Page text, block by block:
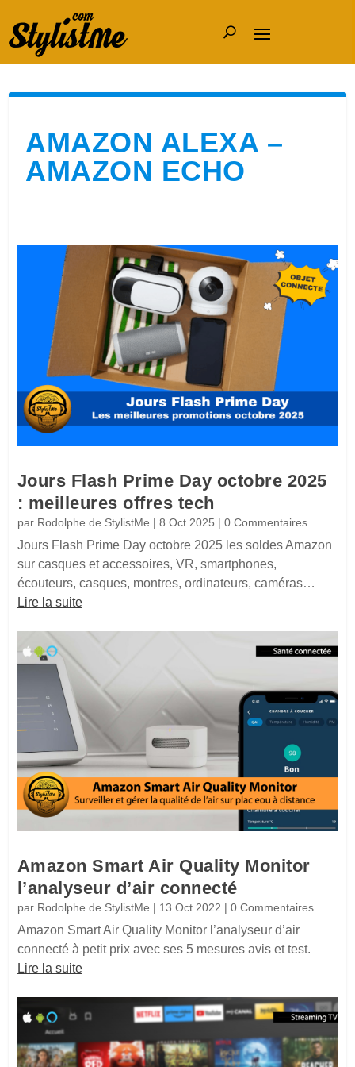
AMAZON ALEXA –
AMAZON ECHO
Jours Flash Prime Day octobre 2025
: meilleures offres tech
par Rodolphe de StylistMe | 8 Oct 2025 | 0 Commentaires
Jours Flash Prime Day octobre 2025 les soldes Amazon
sur casques et accessoires, VR, smartphones,
écouteurs, casques, montres, ordinateurs, caméras…
Lire la suite
Amazon Smart Air Quality Monitor
l’analyseur d’air connecté
par Rodolphe de StylistMe | 13 Oct 2022 | 0 Commentaires
Amazon Smart Air Quality Monitor l’analyseur d’air
connecté à petit prix avec ses 5 mesures avis et test.
Lire la suite